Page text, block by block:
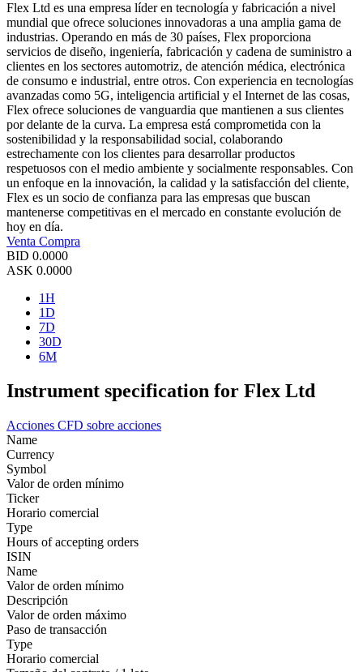
Flex Ltd es una empresa líder en tecnología y fabricación a nivel
mundial que ofrece soluciones innovadoras a una amplia gama de
industrias. Operando en más de 30 países, Flex proporciona
servicios de diseño, ingeniería, fabricación y cadena de suministro a
clientes en los sectores automotriz, de atención médica, electrónica
de consumo e industrial, entre otros. Con experiencia en tecnologías
avanzadas como 5G, inteligencia artificial y el Internet de las cosas,
Flex ofrece soluciones de vanguardia que mantienen a sus clientes
por delante de la curva. La empresa está comprometida con la
sostenibilidad y la responsabilidad social, colaborando
estrechamente con los clientes para desarrollar productos
respetuosos con el medio ambiente y socialmente responsables. Con
un enfoque en la innovación, la calidad y la satisfacción del cliente,
Flex es un socio de confianza para las empresas que buscan
mantenerse competitivas en el mercado en constante evolución de
hoy en día.
Venta Compra
BID 0.0000
ASK 0.0000
1H
1D
7D
30D
6M
Instrument specification for Flex Ltd
Acciones CFD sobre acciones
Name
Currency
Symbol
Valor de orden mínimo
Ticker
Horario comercial
Type
Hours of accepting orders
ISIN
Name
Valor de orden mínimo
Descripción
Valor de orden máximo
Paso de transacción
Type
Horario comercial